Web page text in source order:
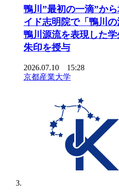
鴨川”最初の一滴”か
イド志明院で「鴨川
鴨川源流を表現した
朱印を授与
2026.07.10 15:28
京都産業大学